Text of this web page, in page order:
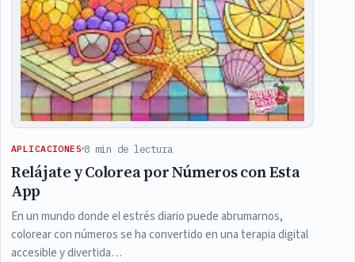
APLICACIONES 8 min de lectura
Relájate y Colorea por Números con Esta
App
En un mundo donde el estrés diario puede abrumarnos,
colorear con números se ha convertido en una terapia digital
accesible y divertida…